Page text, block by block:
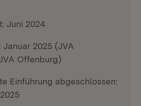
Juni 2024
Januar 2025 (JVA
Offenburg)
Einführung abgeschlossen: